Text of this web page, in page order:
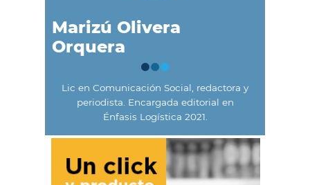
Marizú Olivera
Orquera
Lic en Comunicación Social, redactora y
periodista. Encargada editorial en
Énfasis Logística 2021.